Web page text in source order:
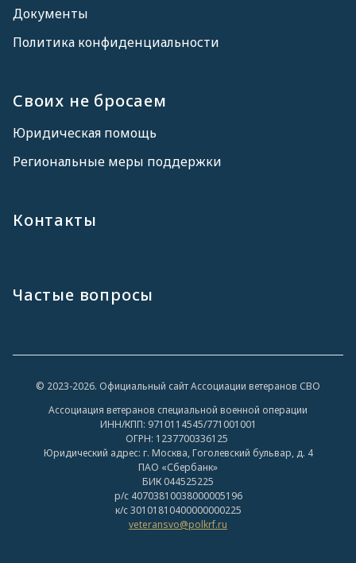
Документы
Политика конфиденциальности
Своих не бросаем
Юридическая помощь
Региональные меры поддержки
Контакты
Частые вопросы
© 2023-2026. Официальный сайт Ассоциации ветеранов СВО
Ассоциация ветеранов специальной военной операции
ИНН/КПП: 9710114545/771001001
ОГРН: 1237700336125
Юридический адрес: г. Москва, Гоголевский бульвар, д. 4
ПАО «Сбербанк»
БИК 044525225
р/с 40703810038000005196
к/с 30101810400000000225
veteransvo@polkrf.ru